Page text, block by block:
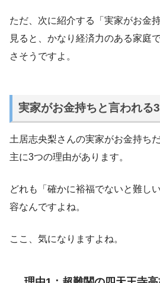
ただ、次に紹介する「実家がお金
見ると、かなり経済力のある家庭
さそうですよ。
実家がお金持ちと言われる
土居志央梨さんの実家がお金持ち
主に3つの理由があります。
どれも「確かに裕福でないと難し
容なんですよね。
ここ、気になりますよね。